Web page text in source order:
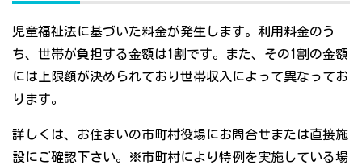
児童福祉法に基づいた料金が発生します。利用料金のう
ち、世帯が負担する金額は1割です。また、その1割の金額
には上限額が決められており世帯収入によって異なってお
ります。
詳しくは、お住まいの市町村役場にお問合せまたは直接施
設にご確認下さい。※市町村により特例を実施している場